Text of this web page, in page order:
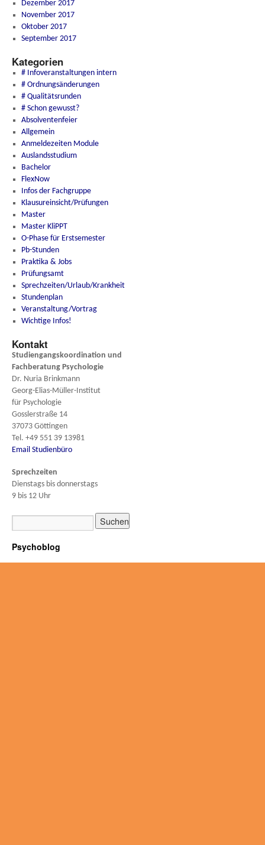
Dezember 2017
November 2017
Oktober 2017
September 2017
Kategorien
# Infoveranstaltungen intern
# Ordnungsänderungen
# Qualitätsrunden
# Schon gewusst?
Absolventenfeier
Allgemein
Anmeldezeiten Module
Auslandsstudium
Bachelor
FlexNow
Infos der Fachgruppe
Klausureinsicht/Prüfungen
Master
Master KliPPT
O-Phase für Erstsemester
Pb-Stunden
Praktika & Jobs
Prüfungsamt
Sprechzeiten/Urlaub/Krankheit
Stundenplan
Veranstaltung/Vortrag
Wichtige Infos!
Kontakt
Studiengangskoordination und
Fachberatung Psychologie
Dr. Nuria Brinkmann
Georg-Elias-Müller-Institut
für Psychologie
Gosslerstraße 14
37073 Göttingen
Tel. +49 551 39 13981
Email Studienbüro
Sprechzeiten
Dienstags bis donnerstags
9 bis 12 Uhr
Psychoblog